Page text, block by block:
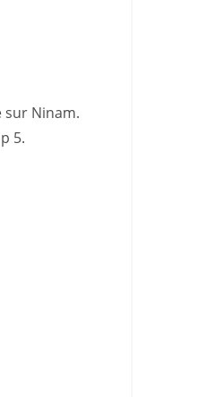
sur Ninam.
5.